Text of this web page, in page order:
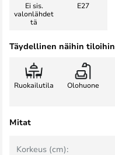
Ei sis.
valonlähdet
tä
E27
Täydellinen näihin tiloihin
Ruokailutila Olohuone
Mitat
Korkeus (cm):